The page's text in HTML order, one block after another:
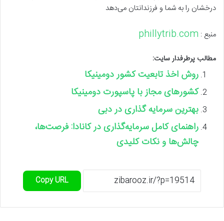
درخشان را به شما و فرزندانتان می‌دهد
منبع : phillytrib.com
مطالب پرطرفدار سایت:
روش اخذ تابعیت کشور دومینیکا
کشورهای مجاز با پاسپورت دومینیکا
بهترین سرمایه گذاری در دبی
راهنمای کامل سرمایه‌گذاری در کانادا: فرصت‌ها،
چالش‌ها و نکات کلیدی
Copy URL